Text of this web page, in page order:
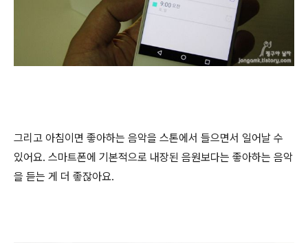
그리고 아침이면 좋아하는 음악을 스톤에서 들으면서 일어날 수
있어요. 스마트폰에 기본적으로 내장된 음원보다는 좋아하는 음악
을 듣는 게 더 좋잖아요.